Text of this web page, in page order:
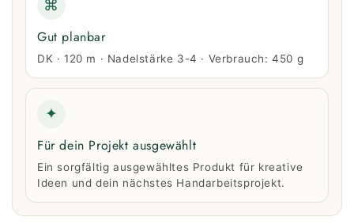
⌘
Gut planbar
DK · 120 m · Nadelstärke 3-4 · Verbrauch: 450 g
✦
Für dein Projekt ausgewählt
Ein sorgfältig ausgewähltes Produkt für kreative
Ideen und dein nächstes Handarbeitsprojekt.